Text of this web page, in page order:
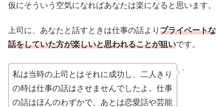
仮にそういう空気になればあなたは楽になると思います。
上司に、あなたと話すときは仕事の話より プライベートな
話をしていた方が楽しいと思われることが狙いです。
私は当時の上司とはそれに成功し、二人きり
の時は仕事の話はさせませんでしたよ。仕事
の話はほんのわずかで、あとは恋愛話や芸能